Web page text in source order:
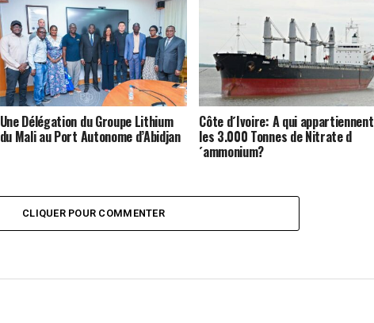
Une Délégation du Groupe Lithium
du Mali au Port Autonome d’Abidjan
Côte d´Ivoire: A qui appartiennent
les 3.000 Tonnes de Nitrate d
´ammonium?
CLIQUER POUR COMMENTER